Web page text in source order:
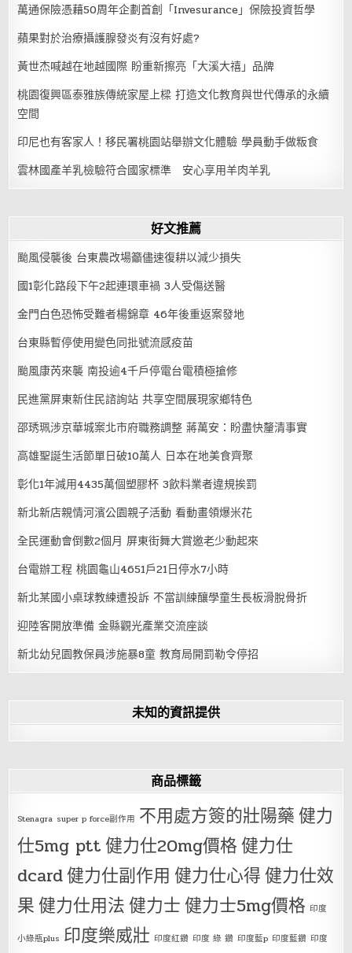
萬通保險憑藉50周年企劃首創「Invesurance」保險投資哲學
蘋果對於治療攝護腺發炎有沒有好處?
黃世杰喊越在地越國際 盼重新擦亮「大溪大禧」品牌
桃園復興區泰雅族傳統家屋上樑 打造文化教育與世代傳承的永續
空間
印尼也有客家人！移民署桃園站舉辦文化體驗 學員動手做粄食
雲林國產羊乳檢驗符合國家標準 安心享用羊肉羊乳
好文推薦
颱風侵襲後 台東農改場籲儘速復耕以減少損失
國1彰化路段下午2起連環車禍 3人受傷送醫
金門白色恐怖受難者楊錦章 46年後重返案發地
台東縣暫停使用變色同批號流感疫苗
颱風康芮來襲 南投逾4千戶停電台電積極搶修
民進黨屏東新住民諮詢站 共享空間展現家鄉特色
邵琇珮涉京華城案北市府職務調整 蔣萬安：盼盡快釐清事實
高雄聖誕生活節單日破10萬人 日本在地美食齊聚
彰化1年減用4435萬個塑膠杯 3飲料業者違規挨罰
新北新店親情河濱公園親子活動 看動畫領爆米花
全民運動會倒數2個月 屏東街舞大賞邀老少動起來
台電辦工程 桃園龜山4651戶21日停水7小時
新北某國小桌球教練遭投訴 不當訓練釀學童生長板滑脫骨折
迎陸客開放準備 金縣觀光產業交流座談
新北幼兒園教保員涉施暴8童 教育局開罰勒令停招
未知的資訊提供
商品標籤
Stenagra super p force副作用 不用處方簽的壯陽藥健力
仕5mg ptt健力仕20mg價格健力仕
dcard健力仕副作用 健力仕心得健力仕效
果健力仕用法健力士健力士5mg價格 印度
小綠瓶plus 印度樂威壯 印度紅鑽 印度 綠 鑽 印度藍p 印度藍鑽 印度